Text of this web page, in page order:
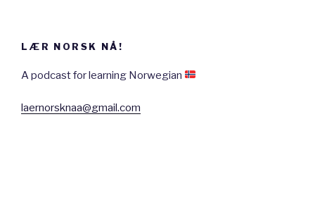
LÆR NORSK NÅ!
A podcast for learning Norwegian
laernorsknaa@gmail.com